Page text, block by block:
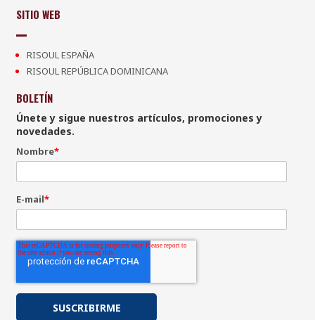
SITIO WEB
RISOUL ESPAÑA
RISOUL REPÚBLICA DOMINICANA
BOLETÍN
Únete y sigue nuestros artículos, promociones y
novedades.
Nombre*
E-mail*